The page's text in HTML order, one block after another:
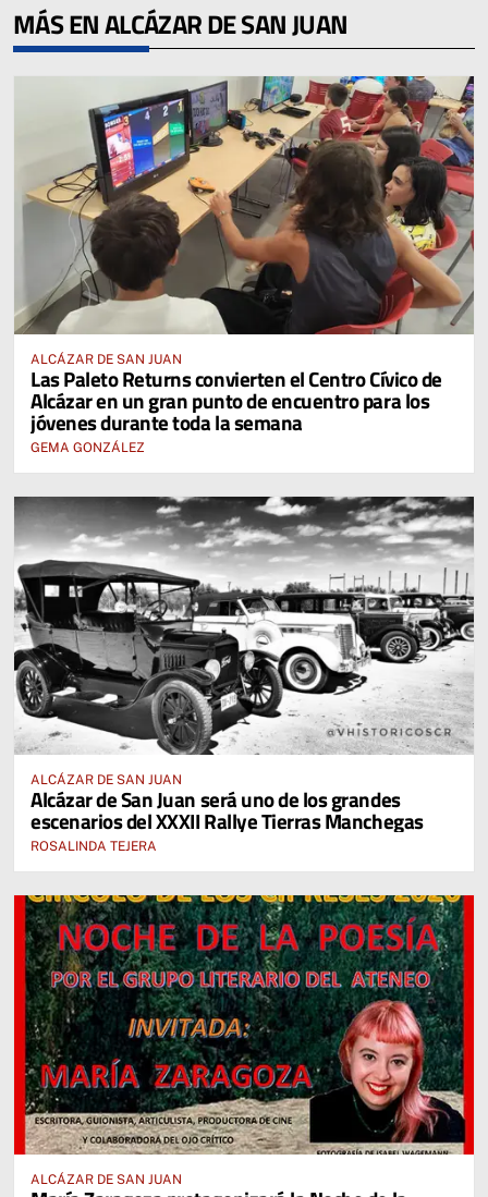
MÁS EN ALCÁZAR DE SAN JUAN
ALCÁZAR DE SAN JUAN
Las Paleto Returns convierten el Centro Cívico de
Alcázar en un gran punto de encuentro para los
jóvenes durante toda la semana
GEMA GONZÁLEZ
ALCÁZAR DE SAN JUAN
Alcázar de San Juan será uno de los grandes
escenarios del XXXII Rallye Tierras Manchegas
ROSALINDA TEJERA
ALCÁZAR DE SAN JUAN